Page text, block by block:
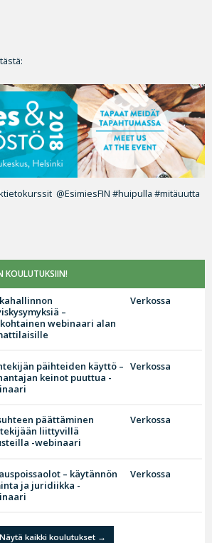
@EsimiesFIN #huipulla #mitäuutta
KOULUTUKSIIN!
–
webinaari alan
Verkossa
päihteiden käyttö –
keinot puuttua -
Verkossa
päättäminen
liittyvillä
-webinaari
Verkossa
– käytännön
ja juridiikka -
Verkossa
Näytä kaikki koulutukset